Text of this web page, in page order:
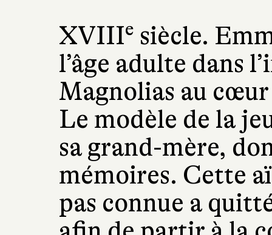
XVIIIe siècle.
l’âge adulte dans
Magnolias au
Le modèle de la
sa grand-mère,
mémoires. Cette
pas connue a